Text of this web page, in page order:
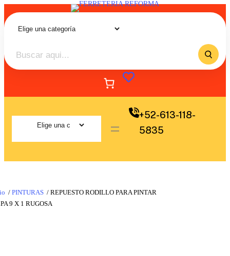
+52-613-118-
5835
/ PINTURAS / REPUESTO RODILLO PARA PINTAR
9 X 1 RUGOSA